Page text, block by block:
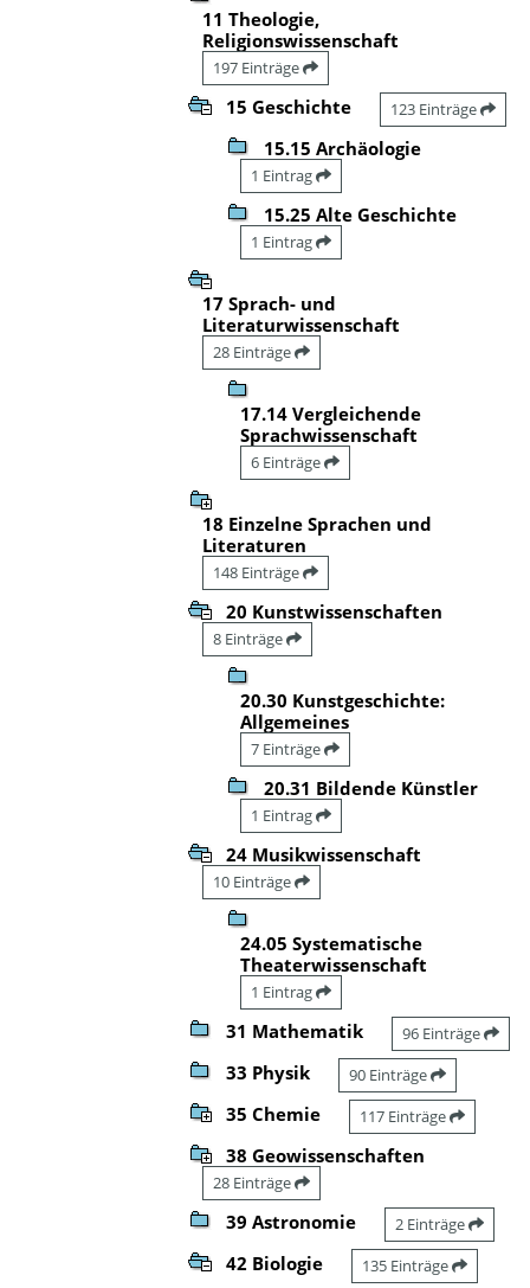
11 Theologie,
Religionswissenschaft
197 Einträge
15 Geschichte 123 Einträge
15.15 Archäologie
1 Eintrag
15.25 Alte Geschichte
1 Eintrag
17 Sprach- und
Literaturwissenschaft
28 Einträge
17.14 Vergleichende
Sprachwissenschaft
6 Einträge
18 Einzelne Sprachen und
Literaturen
148 Einträge
20 Kunstwissenschaften
8 Einträge
20.30 Kunstgeschichte:
Allgemeines
7 Einträge
20.31 Bildende Künstler
1 Eintrag
24 Musikwissenschaft
10 Einträge
24.05 Systematische
Theaterwissenschaft
1 Eintrag
31 Mathematik 96 Einträge
33 Physik 90 Einträge
35 Chemie 117 Einträge
38 Geowissenschaften
28 Einträge
39 Astronomie 2 Einträge
42 Biologie 135 Einträge